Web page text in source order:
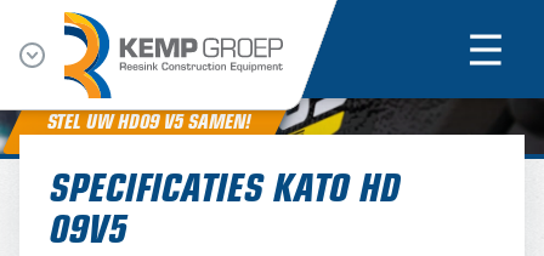
STEL UW HD09 V5 SAMEN!
SPECIFICATIES KATO HD
09V5